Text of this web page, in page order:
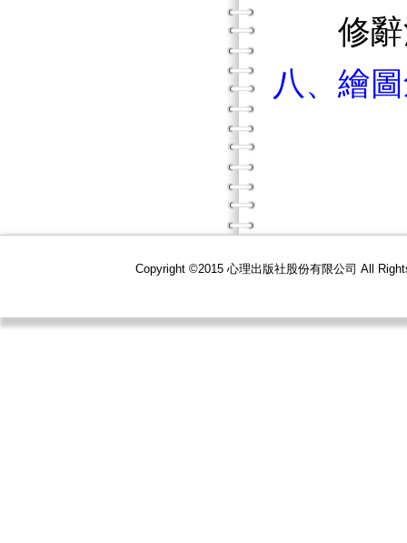
修辭
八、繪
Copyright ©2015 心理出版社股份有限公司 All